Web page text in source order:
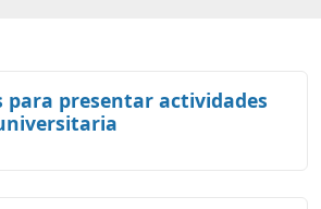
para presentar actividades